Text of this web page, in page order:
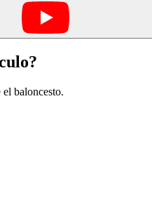
baloncesto.